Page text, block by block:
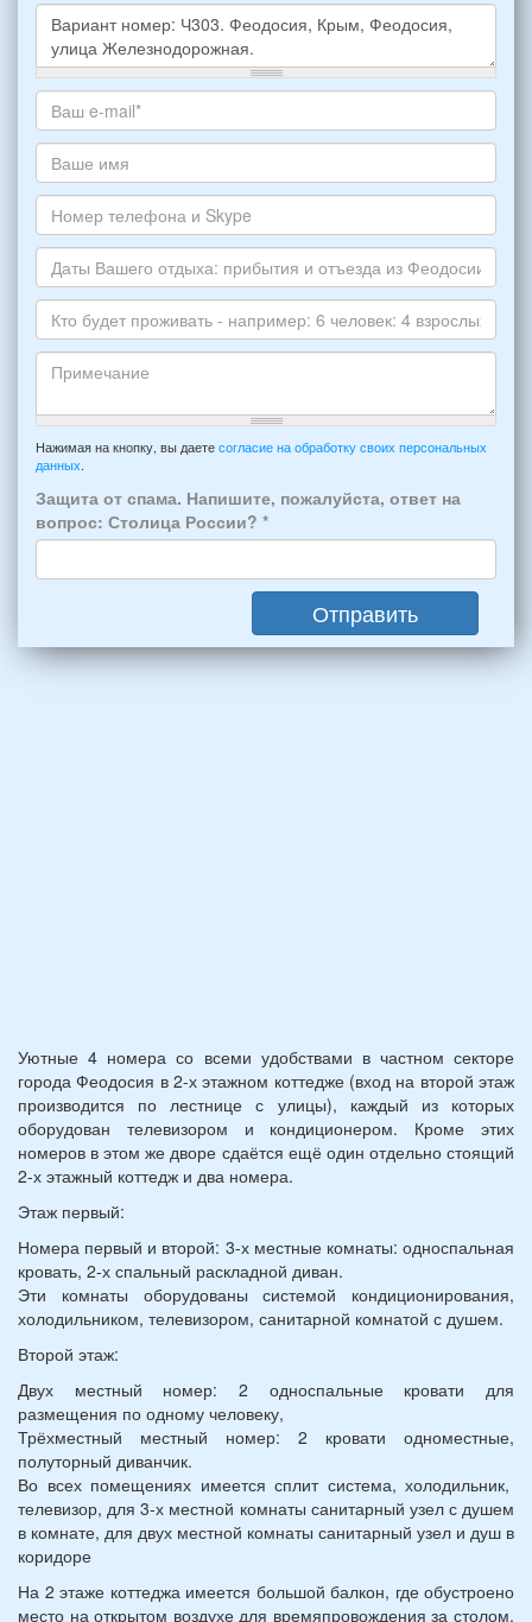
Какое
жилье
хотите
снять,
укажите
пожалуйста
НОМЕР
варианта:
*
Ваш
адрес
электронной
почты
*
Ваше
имя
Номер
телефона
и
Skype
Даты
Вашего
отдыха:
прибытия
отъезда
из
Феодосии:
*
Кто
будет
-
например:
6
человек:
4
взрослых
и
Примечание
Нажимая на кнопку, вы даете согласие на обработку своих персональных
данных
Защита от спама. Напишите, пожалуйста, ответ на
вопрос: Столица России? *
Отправить
Уютные 4 номера со всеми удобствами в частном секторе
города Феодосия в 2-х этажном коттедже (вход на второй этаж
производится по лестнице с улицы), каждый из которых
оборудован телевизором и кондиционером. Кроме этих
номеров в этом же дворе сдаётся ещё один отдельно стоящий
2-х этажный коттедж и два номера.
Этаж первый:
Номера первый и второй: 3-х местные комнаты: односпальная
кровать, 2-х спальный раскладной диван.
Эти комнаты оборудованы системой кондиционирования,
холодильником, телевизором, санитарной комнатой с душем.
Второй этаж:
Двух местный номер: 2 односпальные кровати для
размещения по одному человеку,
Трёхместный местный номер: 2 кровати одноместные,
полуторный диванчик.
Во всех помещениях имеется сплит система, холодильник,
телевизор, для 3-х местной комнаты санитарный узел с душем
в комнате, для двух местной комнаты санитарный узел и душ в
коридоре
На 2 этаже коттеджа имеется большой балкон, где обустроено
место на открытом воздухе для времяпровождения за столом,